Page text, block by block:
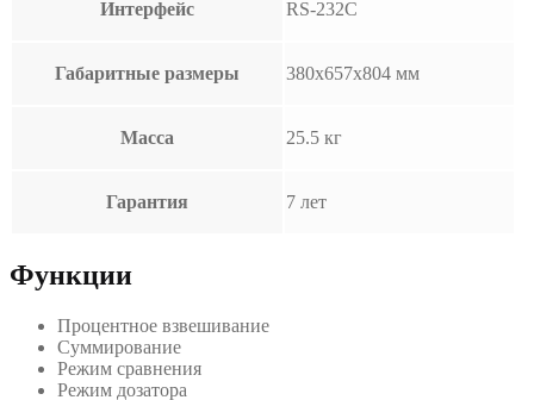
Интерфейс RS-232C
Габаритные размеры 380x657x804 мм
Масса 25.5 кг
Гарантия 7 лет
Функции
Процентное взвешивание
Суммирование
Режим сравнения
Режим дозатора